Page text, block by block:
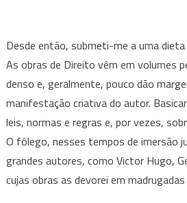
Desde então, submeti-me a uma
As obras de Direito vêm em volumes
denso e, geralmente, pouco dão
manifestação criativa do autor.
leis, normas e regras e, por vezes,
O fôlego, nesses tempos de imersão
grandes autores, como Victor Hugo,
cujas obras as devorei em